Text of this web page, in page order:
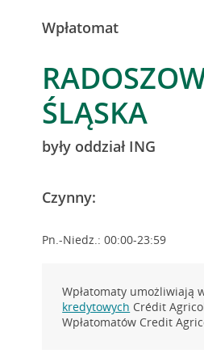
Wpłatomat
ŚLĄSKA
były oddział ING
Czynny:
Pn.-Niedz.: 00:00-23:59
Wpłatomaty umożliwiają
kredytowych Crédit
Wpłatomatów Credit